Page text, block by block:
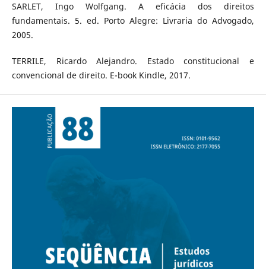
SARLET, Ingo Wolfgang. A eficácia dos direitos
fundamentais. 5. ed. Porto Alegre: Livraria do Advogado,
2005.
TERRILE, Ricardo Alejandro. Estado constitucional e
convencional de direito. E-book Kindle, 2017.